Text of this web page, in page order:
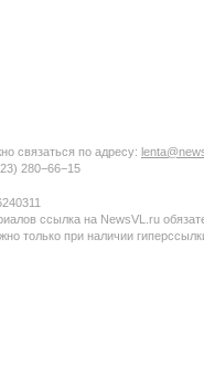
связаться по адресу:
280−66−15
ссылка на NewsVL.ru
только при наличии